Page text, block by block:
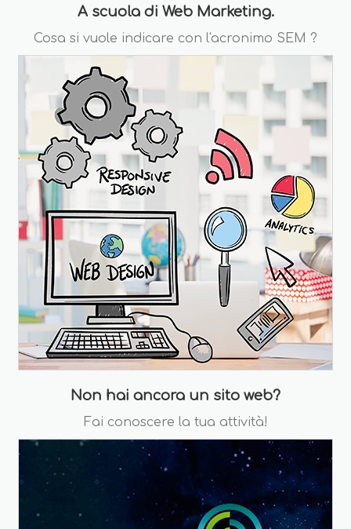
A scuola di Web Marketing.
Cosa si vuole indicare con l'acronimo SEM ?
Non hai ancora un sito web?
Fai conoscere la tua attività!